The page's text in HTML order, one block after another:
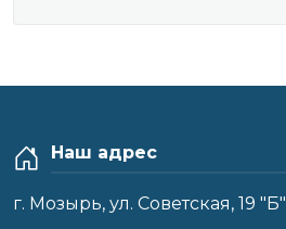
Наш адрес
г. Мозырь, ул. Советская, 19 "Б"